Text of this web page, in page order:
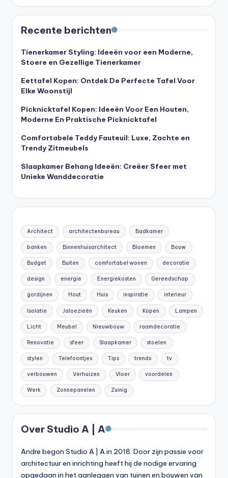
Recente berichten
Tienerkamer Styling: Ideeën voor een Moderne,
Stoere en Gezellige Tienerkamer
Eettafel Kopen: Ontdek De Perfecte Tafel Voor
Elke Woonstijl
Picknicktafel Kopen: Ideeën Voor Een Houten,
Moderne En Praktische Picknicktafel
Comfortabele Teddy Fauteuil: Luxe, Zachte en
Trendy Zitmeubels
Slaapkamer Behang Ideeën: Creëer Sfeer met
Unieke Wanddecoratie
Architect architectenbureau Badkamer
banken Binnenhuisarchitect Bloemen Bouw
Budget Buiten comfortabel wonen decoratie
design energie Energiekosten Gereedschap
gordijnen Hout Huis inspiratie interieur
Isolatie Jaloezieën Keuken Kopen Lampen
Licht Meubel Nieuwbouw raamdecoratie
Renovatie sfeer Slaapkamer stoelen
stylen Telefoontjes Tips trends tv
verbouwen Verhuizen Vloer voordelen
Werk Zonnepanelen Zuinig
Over Studio A | A
Andre begon Studio A | A in 2018. Door zijn passie voor
architectuur en inrichting heeft hij de nodige ervaring
opgedaan in het aanleggen van tuinen en bouwen van